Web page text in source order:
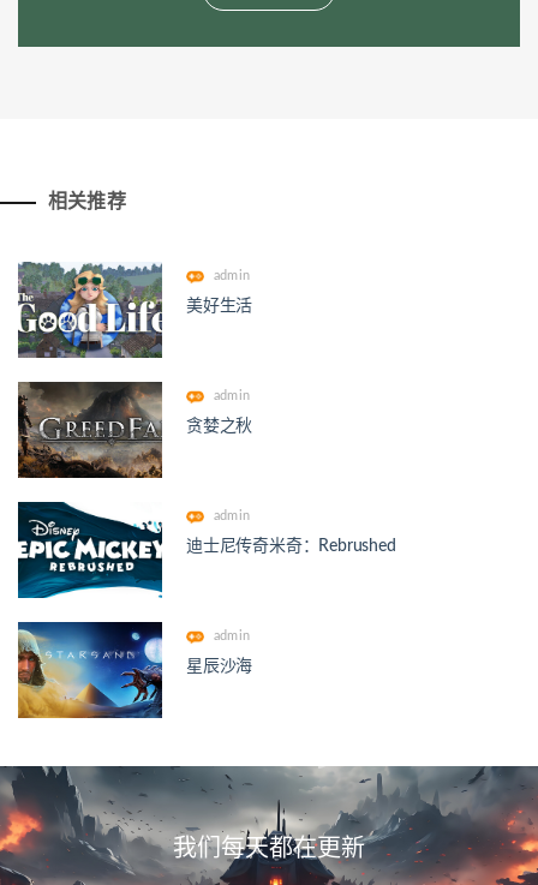
相关推荐
admin
美好生活
admin
贪婪之秋
admin
迪士尼传奇米奇：Rebrushed
admin
星辰沙海
我们每天都在更新